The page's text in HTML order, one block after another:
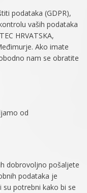
podataka (GDPR),
vaših podataka
HRVATSKA,
Ako imate
nam se obratite
od
dobrovoljno pošaljete
podataka je
potrebni kako bi se